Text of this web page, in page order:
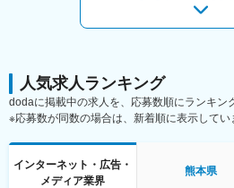
人気求人ランキング
dodaに掲載中の求人を、応募数順にランキン
※応募数が同数の場合は、新着順に表示してい
インターネット・広告・
メディア業界
熊本県